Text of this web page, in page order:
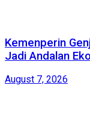
Kemenperin
Jadi Andalan
August 7, 2026